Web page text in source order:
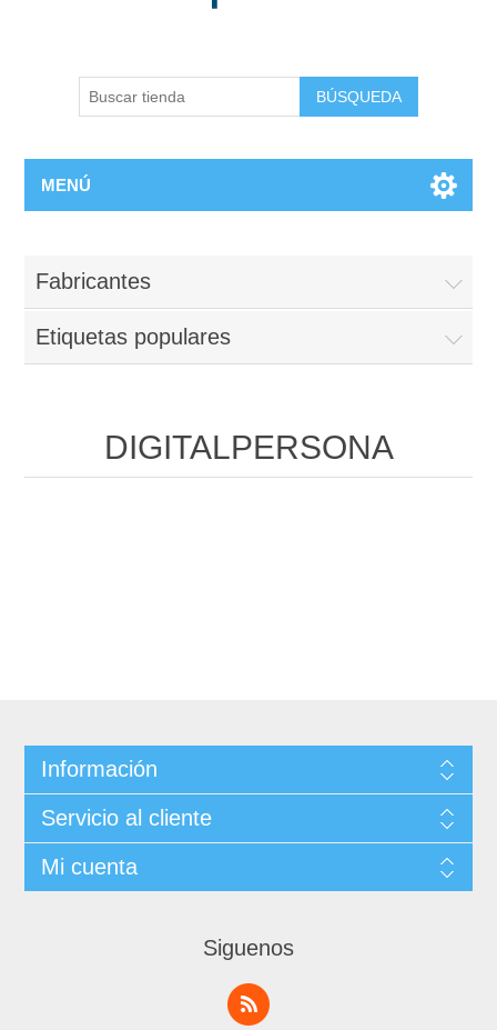
BÚSQUEDA
MENÚ
Fabricantes
Etiquetas populares
DIGITALPERSONA
Información
Servicio al cliente
Mi cuenta
Siguenos